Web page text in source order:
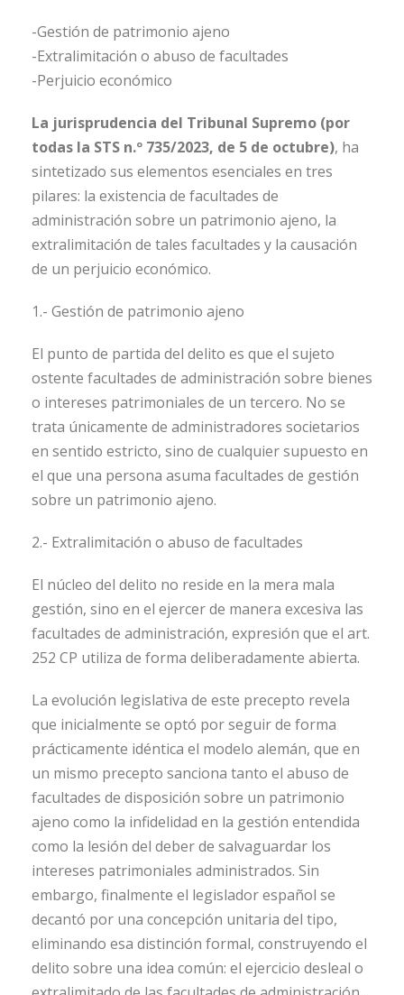
-Gestión de patrimonio ajeno
-Extralimitación o abuso de facultades
-Perjuicio económico
La jurisprudencia del Tribunal Supremo (por
todas la STS n.º 735/2023, de 5 de octubre), ha
sintetizado sus elementos esenciales en tres
pilares: la existencia de facultades de
administración sobre un patrimonio ajeno, la
extralimitación de tales facultades y la causación
de un perjuicio económico.
1.- Gestión de patrimonio ajeno
El punto de partida del delito es que el sujeto
ostente facultades de administración sobre bienes
o intereses patrimoniales de un tercero. No se
trata únicamente de administradores societarios
en sentido estricto, sino de cualquier supuesto en
el que una persona asuma facultades de gestión
sobre un patrimonio ajeno.
2.- Extralimitación o abuso de facultades
El núcleo del delito no reside en la mera mala
gestión, sino en el ejercer de manera excesiva las
facultades de administración, expresión que el art.
252 CP utiliza de forma deliberadamente abierta.
La evolución legislativa de este precepto revela
que inicialmente se optó por seguir de forma
prácticamente idéntica el modelo alemán, que en
un mismo precepto sanciona tanto el abuso de
facultades de disposición sobre un patrimonio
ajeno como la infidelidad en la gestión entendida
como la lesión del deber de salvaguardar los
intereses patrimoniales administrados. Sin
embargo, finalmente el legislador español se
decantó por una concepción unitaria del tipo,
eliminando esa distinción formal, construyendo el
delito sobre una idea común: el ejercicio desleal o